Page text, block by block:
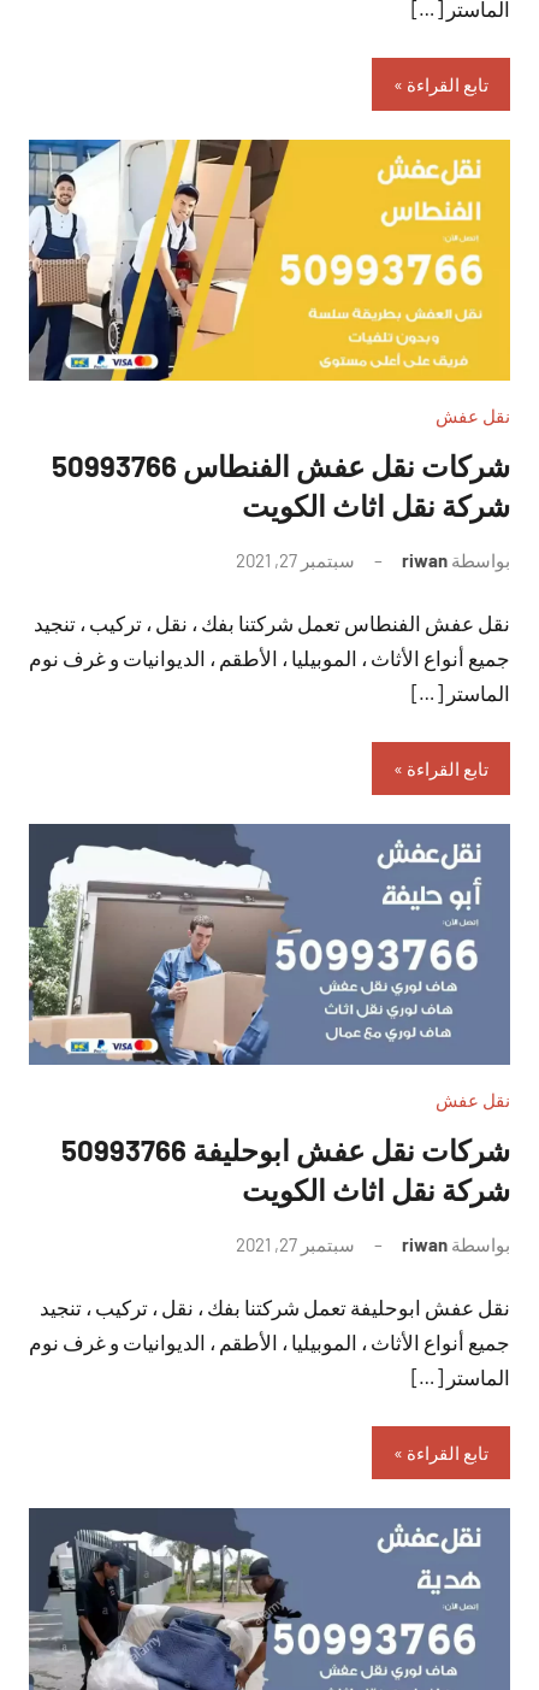
الماستر […]
تابع القراءة
نقل عفش
شركات نقل عفش الفنطاس 50993766
شركة نقل اثاث الكويت
بواسطة riwan سبتمبر 27, 2021
تعليقات
نقل عفش الفنطاس تعمل شركتنا بفك ، نقل ، تركيب ، تنجيد
جميع أنواع الأثاث ، الموبيليا ، الأطقم ، الديوانيات و غرف نوم
الماستر […]
تابع القراءة
نقل عفش
شركات نقل عفش ابوحليفة 50993766
شركة نقل اثاث الكويت
بواسطة riwan سبتمبر 27, 2021
تعليقات
نقل عفش ابوحليفة تعمل شركتنا بفك ، نقل ، تركيب ، تنجيد
جميع أنواع الأثاث ، الموبيليا ، الأطقم ، الديوانيات و غرف نوم
الماستر […]
تابع القراءة